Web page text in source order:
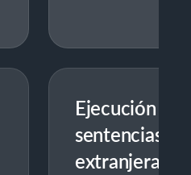
Ejecución de
sentencias
extranjeras